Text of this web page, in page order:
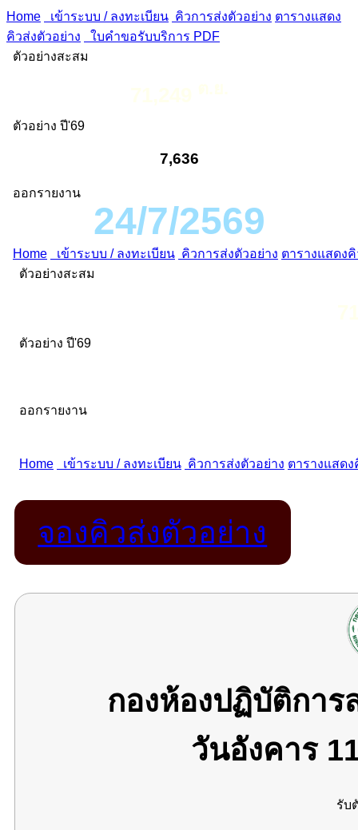
Home เข้าระบบ / ลงทะเบียน คิวการส่งตัวอย่าง ตารางแสดง
คิวส่งตัวอย่าง
ใบคำขอรับบริการ PDF
ตัวอย่างสะสม
ตัวอย่าง ปี'69
7,636
ออกรายงาน
24/7/2569
จองคิวส่งตัวอย่าง
กองห้องปฏิบัติกา
วันอังคาร
รับ